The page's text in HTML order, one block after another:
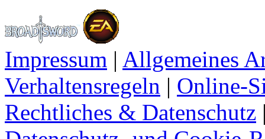
Impressum | Allgemeines
Verhaltensregeln | Online-
Rechtliches & Datenschutz